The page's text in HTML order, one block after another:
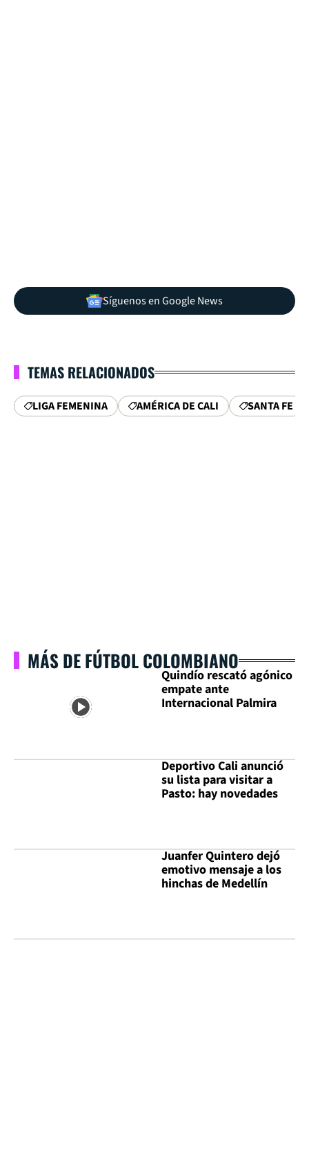
Síguenos en Google News
TEMAS RELACIONADOS
LIGA FEMENINA AMÉRICA DE CALI SANTA FE
MÁS DE FÚTBOL COLOMBIANO
Quindío rescató agónico
empate ante
Internacional Palmira
Deportivo Cali anunció
su lista para visitar a
Pasto: hay novedades
Juanfer Quintero dejó
emotivo mensaje a los
hinchas de Medellín